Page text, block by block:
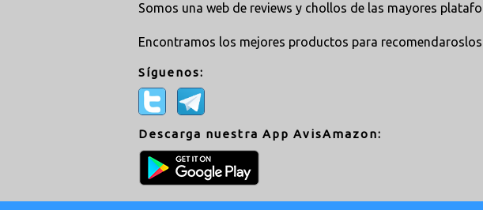
Somos una web de reviews y chollos de las mayores
Encontramos los mejores productos para
Síguenos:
Descarga nuestra App AvisAmazon: